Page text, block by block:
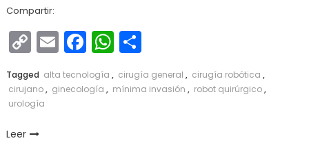
Compartir:
Copy
Link
EmailFacebook
WhatsApp
Compartir
Tagged alta tecnología , cirugía general , cirugía robótica ,
cirujano, ginecología , mínima invasión , robot quirúrgico,
urología
Leer